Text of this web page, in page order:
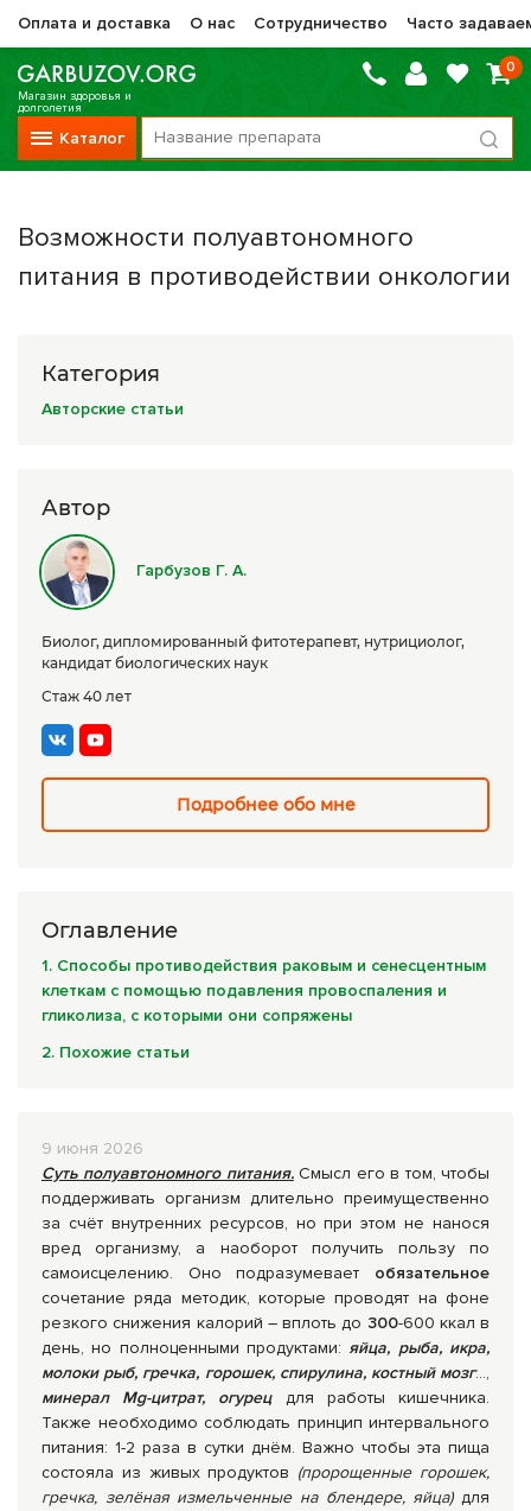
Оплата и доставка О нас Сотрудничество Часто
Магазин здоровья и
долголетия
Каталог
0
Vitauct / Витаукт
Препараты НТК Жизненная Сила
Оптисалт
МелМур
Прочие фитопрепараты
Сборы трав
Урбеч
Травяной чай
Специи
Крупы
Натуральные растительные масла
Средства личной гигиены
Приборы лечебные
Книги Гарбузова Г.А.
Возможности полуавтономного
питания в противодействии онкологии
9 июня 2026
Суть полуавтономного питания.Смысл его в том, чтобы
поддерживать организм длительно преимущественно
за счёт внутренних ресурсов, но при этом не нанося
вред организму, а наоборот получить пользу по
самоисцелению. Оно подразумевает обязательное
сочетание ряда методик, которые проводят на фоне
резкого снижения калорий – вплоть до 300-600 ккал в
день, но полноценными продуктами: яйца, рыба, икра,
молоки рыб, гречка, горошек, спирулина, костный мозг...,
минерал Mg-цитрат, огурец для работы кишечника.
Также необходимо соблюдать принцип интервального
питания: 1-2 раза в сутки днём. Важно чтобы эта пища
состояла из живых продуктов (пророщенные горошек,
гречка, зелёная измельченные на блендере, яйца) для
Категория
Авторские статьи
Автор
Гарбузов Г. А.
Биолог, дипломированный фитотерапевт, нутрициолог,
кандидат биологических наук
Стаж 40 лет
Подробнее обо мне
Оглавление
1. Способы противодействия раковым и сенесцентным
клеткам с помощью подавления провоспаления и
гликолиза, с которыми они сопряжены
2. Похожие статьи